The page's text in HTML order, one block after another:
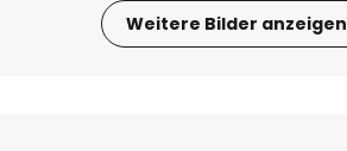
Weitere Bilder anzeigen